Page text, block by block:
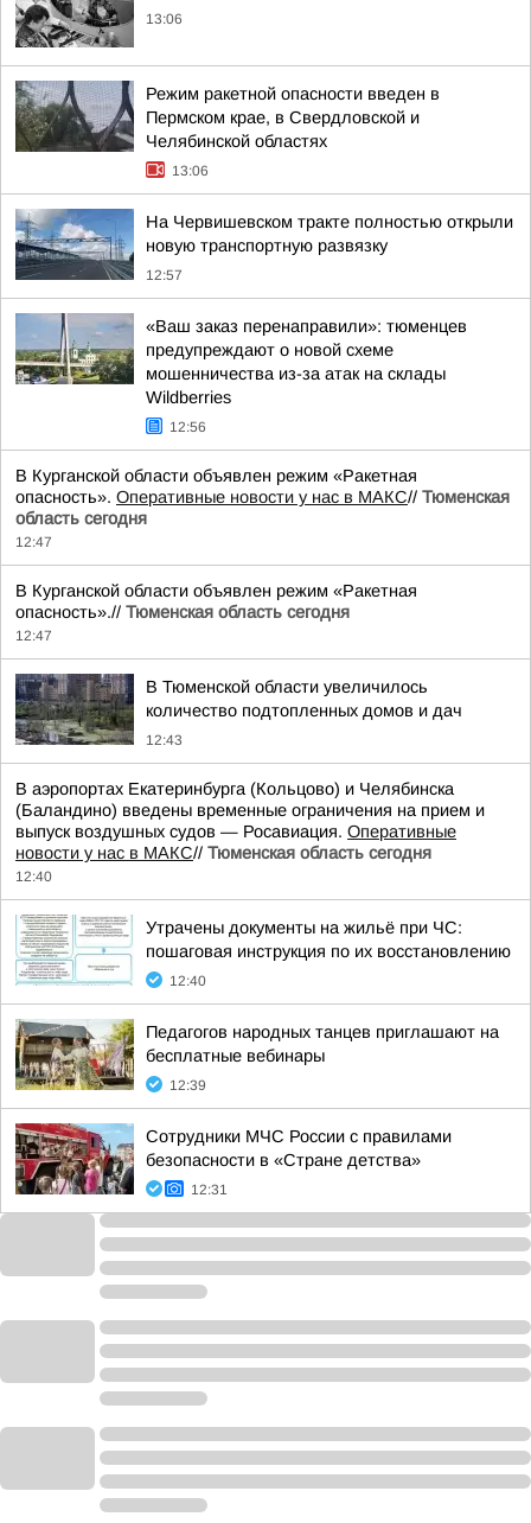
13:06
Режим ракетной опасности введен в
Пермском крае, в Свердловской и
Челябинской областях
13:06
На Червишевском тракте полностью открыли
новую транспортную развязку
12:57
«Ваш заказ перенаправили»: тюменцев
предупреждают о новой схеме
мошенничества из-за атак на склады
Wildberries
12:56
В Курганской области объявлен режим «Ракетная
опасность». Оперативные новости у нас в МАКС// Тюменская
область сегодня
12:47
В Курганской области объявлен режим «Ракетная
опасность».// Тюменская область сегодня
12:47
В Тюменской области увеличилось
количество подтопленных домов и дач
12:43
В аэропортах Екатеринбурга (Кольцово) и Челябинска
(Баландино) введены временные ограничения на прием и
выпуск воздушных судов — Росавиация. Оперативные
новости у нас в МАКС// Тюменская область сегодня
12:40
Утрачены документы на жильё при ЧС:
пошаговая инструкция по их восстановлению
12:40
Педагогов народных танцев приглашают на
бесплатные вебинары
12:39
Сотрудники МЧС России с правилами
безопасности в «Стране детства»
12:31